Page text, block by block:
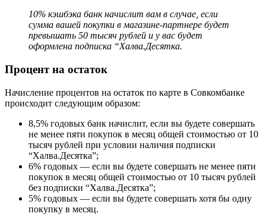
10% кэшбэка банк начислит вам в случае, если
сумма вашей покупки в магазине-партнере будет
превышать 50 тысяч рублей и у вас будет
оформлена подписка “Халва.Десятка.
Процент на остаток
Начисление процентов на остаток по карте в Совкомбанке
происходит следующим образом:
8,5% годовых банк начислит, если вы будете совершать
не менее пяти покупок в месяц общей стоимостью от 10
тысяч рублей при условии наличия подписки
“Халва.Десятка”;
6% годовых — если вы будете совершать не менее пяти
покупок в месяц общей стоимостью от 10 тысяч рублей
без подписки “Халва.Десятка”;
5% годовых — если вы будете совершать хотя бы одну
покупку в месяц.